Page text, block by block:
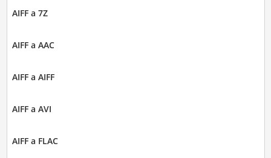
AIFF a 7Z
AIFF a AAC
AIFF a AIFF
AIFF a AVI
AIFF a FLAC